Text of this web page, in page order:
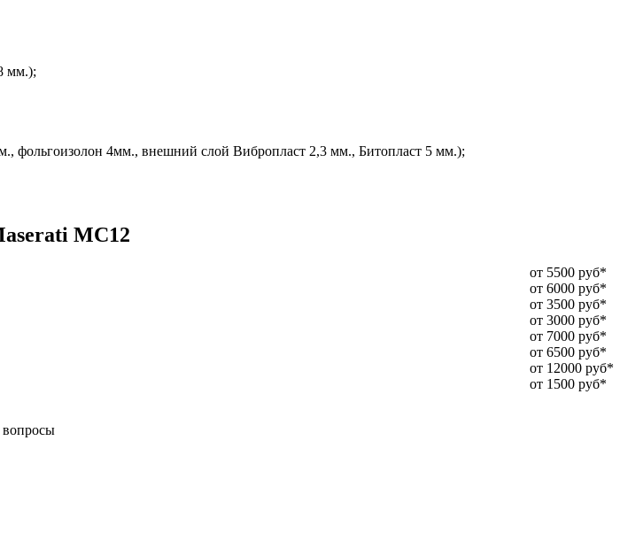
мм.);
фольгоизолон 4мм., внешний слой Вибропласт 2,3 мм., Битопласт 5 мм.);
MC12
от 5500 руб*
от 6000 руб*
от 3500 руб*
от 3000 руб*
от 7000 руб*
от 6500 руб*
от 12000 руб*
от 1500 руб*
вопросы